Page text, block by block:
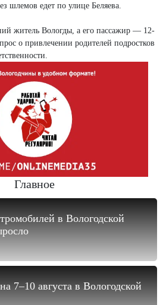
шлемов едет по улице Беляева.
житель Вологды, а его пассажир — 12-
о привлечении родителей подростков
Главное
в Вологодской
7–10 августа в Вологодской